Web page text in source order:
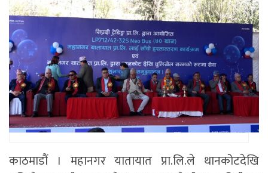
काठमाडाैं । महानगर यातायात प्रा.लि.ले थानकोटदेखि